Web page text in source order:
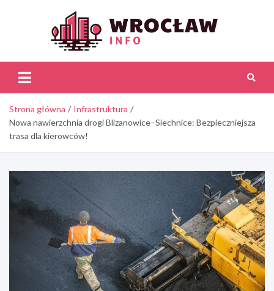
Strona główna
Infrastruktura
Nowa nawierzchnia drogi Blizanowice–Siechnice: Bezpieczniejsza
trasa dla kierowców!